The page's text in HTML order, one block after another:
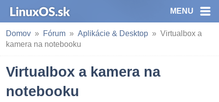
MENU
Domov Fórum Aplikácie & Desktop
Virtualbox a
kamera na notebooku
Virtualbox a kamera na
notebooku